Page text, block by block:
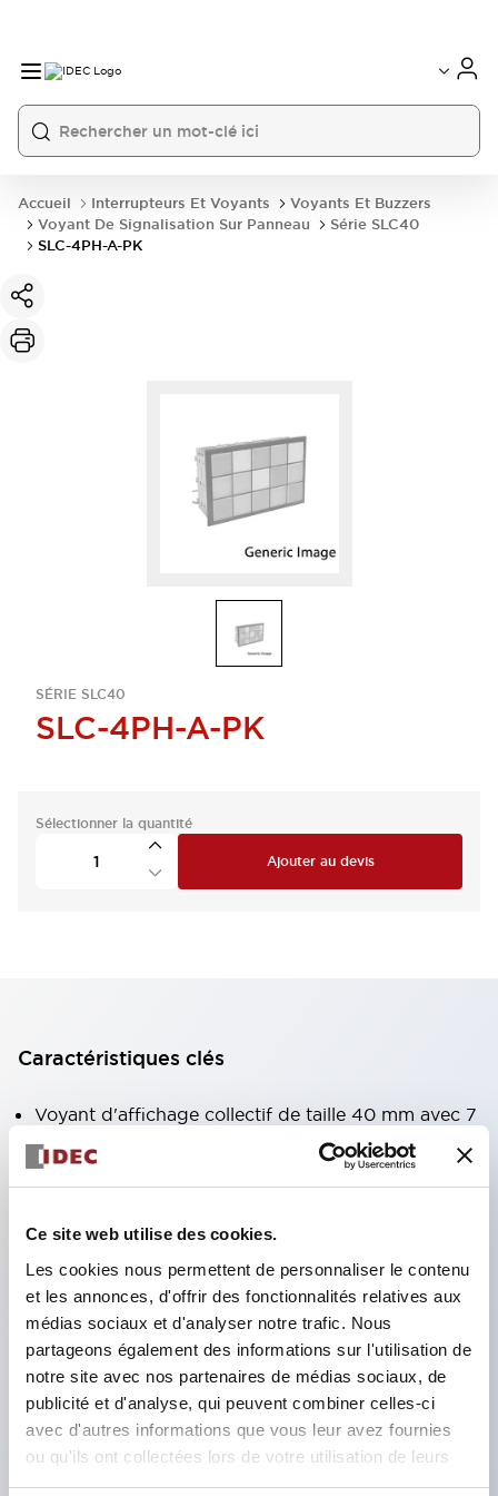
Ce site web utilise des cookies.
Les cookies nous permettent de personnaliser le contenu
et les annonces, d'offrir des fonctionnalités relatives aux
médias sociaux et d'analyser notre trafic. Nous
partageons également des informations sur l'utilisation de
notre site avec nos partenaires de médias sociaux, de
publicité et d'analyse, qui peuvent combiner celles-ci
avec d'autres informations que vous leur avez fournies
ou qu'ils ont collectées lors de votre utilisation de leurs
services.
Accueil Interrupteurs Et Voyants
Voyants Et Buzzers
Voyant De Signalisation Sur Panneau
Série SLC40
SLC-4PH-A-PK
SÉRIE SLC40
SLC-4PH-A-PK
Sélectionner la quantité
Ajouter au devis
Caractéristiques clés
Voyant d'affichage collectif de taille 40 mm avec 7
types de surfaces lumineuses au choix.
Équipé d'une fenêtre variable pour une meilleure
surface ultra-haute intensité.
Réduction du temps de câblage grâce à la
structure à bornes SS, intégration du couvercle de
borne et du corps, et structure anti-chute des vis.
Adoption d'un support de liaison avec couvercle,
éliminant le besoin d'un couvercle de protection
contre les chocs électriques. (Lors de l'utilisation